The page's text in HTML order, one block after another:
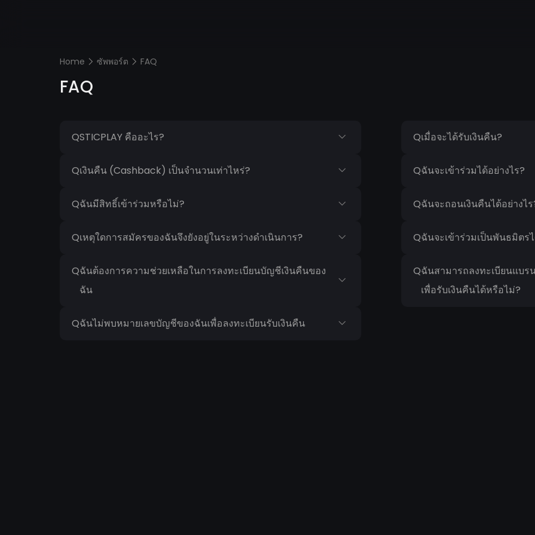
Home ซัพพอร์ต FAQ
FAQ
QSTICPLAY คืออะไร?
Qเงินคืน (Cashback) เป็นจำนวนเท่าไหร่?
Qฉันมีสิทธิ์เข้าร่วมหรือไม่?
Qเหตุใดการสมัครของฉันจึงยังอยู่ในระหว่างดำเนินการ?
Qฉันต้องการความช่วยเหลือในการลงทะเบียนบัญชีเงินคืนของ
ฉัน
Qฉันไม่พบหมายเลขบัญชีของฉันเพื่อลงทะเบียนรับเงินคืน
Qเมื่อจะได้รับเงินคืน?
Qฉันจะเข้าร่วมได้อย่างไร?
Qฉันจะถอนเงินคืนได้อย่างไร
Qฉันจะเข้าร่วมเป็นพันธมิตร
Qฉันสามารถลงทะเบียนแบ
เพื่อรับเงินคืนได้หรือไม่?